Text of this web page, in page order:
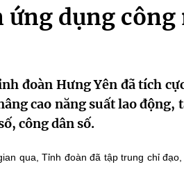
dụng công
đoàn Hưng Yên đã tích
cao năng suất lao động,
công dân số.
qua, Tỉnh đoàn đã tập trung chỉ